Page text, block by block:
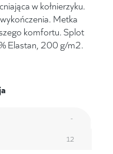
w kołnierzyku.
Metka
komfortu. Splot
Elastan, 200 g/m2.
-
12